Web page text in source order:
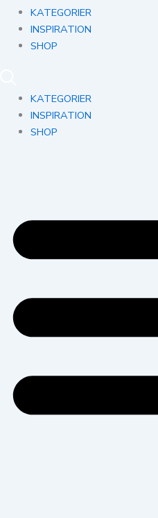
KATEGORIER
INSPIRATION
SHOP
KATEGORIER
INSPIRATION
SHOP